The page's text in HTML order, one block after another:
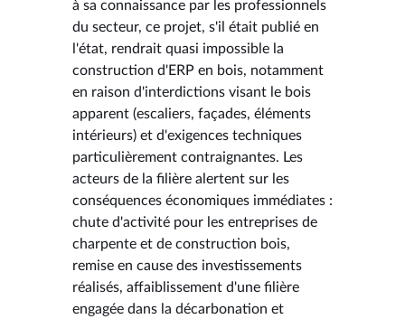
à sa connaissance par les professionnels
du secteur, ce projet, s'il était publié en
l'état, rendrait quasi impossible la
construction d'ERP en bois, notamment
en raison d'interdictions visant le bois
apparent (escaliers, façades, éléments
intérieurs) et d'exigences techniques
particulièrement contraignantes. Les
acteurs de la filière alertent sur les
conséquences économiques immédiates :
chute d'activité pour les entreprises de
charpente et de construction bois,
remise en cause des investissements
réalisés, affaiblissement d'une filière
engagée dans la décarbonation et